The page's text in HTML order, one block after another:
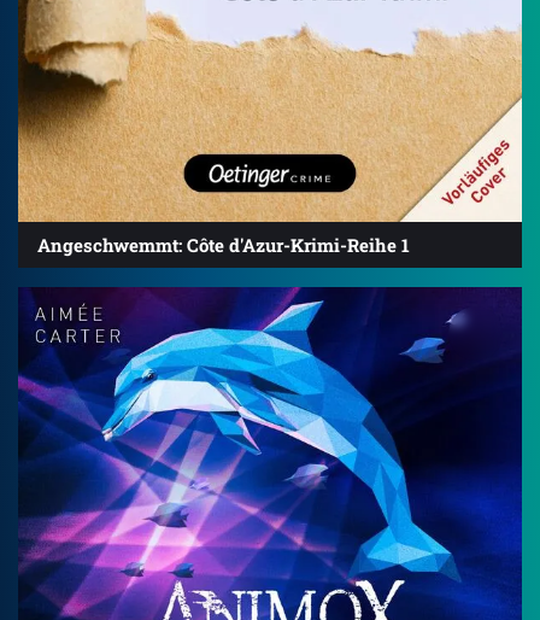
Angeschwemmt: Côte d'Azur-Krimi-Reihe 1